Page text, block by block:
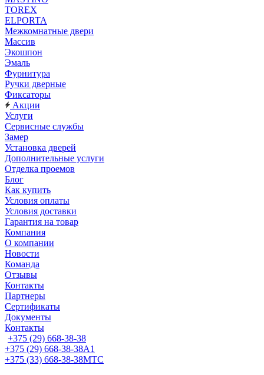
TOREX
ELPORTA
Межкомнатные двери
Массив
Экошпон
Эмаль
Фурнитура
Ручки дверные
Фиксаторы
Акции
Услуги
Сервисные службы
Замер
Установка дверей
Дополнительные услуги
Отделка проемов
Блог
Как купить
Условия оплаты
Условия доставки
Гарантия на товар
Компания
О компании
Новости
Команда
Отзывы
Контакты
Партнеры
Сертификаты
Документы
Контакты
+375 (29) 668-38-38
+375 (29) 668-38-38A1
+375 (33) 668-38-38МТС